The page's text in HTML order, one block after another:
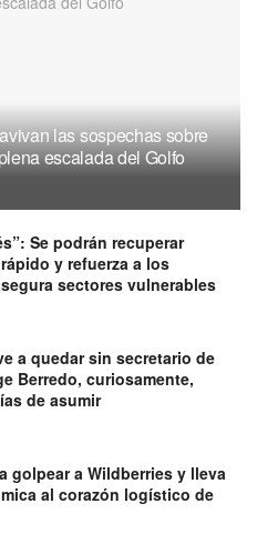
las sospechas sobre
escalada del Golfo
Se podrán recuperar
y refuerza a los
sectores vulnerables
a quedar sin secretario de
Berredo, curiosamente,
de asumir
golpear a Wildberries y lleva
al corazón logístico de